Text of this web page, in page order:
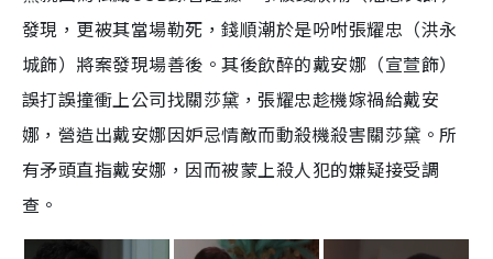
發現，更被其當場勒死，錢順潮於是吩咐張耀忠（洪永
城飾）將案發現場善後。其後飲醉的戴安娜（宣萱飾）
誤打誤撞衝上公司找關莎黛，張耀忠趁機嫁禍給戴安
娜，營造出戴安娜因妒忌情敵而動殺機殺害關莎黛。所
有矛頭直指戴安娜，因而被蒙上殺人犯的嫌疑接受調
查。